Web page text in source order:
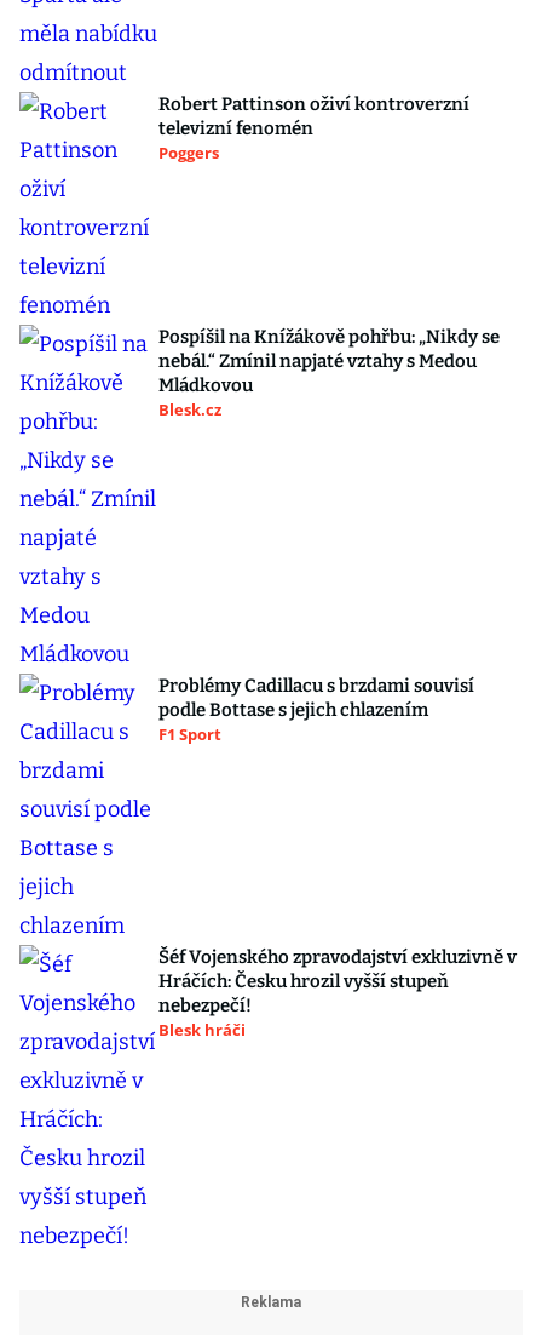
Robert Pattinson oživí kontroverzní
televizní fenomén
Poggers
Pospíšil na Knížákově pohřbu: „Nikdy se
nebál.“ Zmínil napjaté vztahy s Medou
Mládkovou
Blesk.cz
Problémy Cadillacu s brzdami souvisí
podle Bottase s jejich chlazením
F1 Sport
Šéf Vojenského zpravodajství exkluzivně v
Hráčích: Česku hrozil vyšší stupeň
nebezpečí!
Blesk hráči